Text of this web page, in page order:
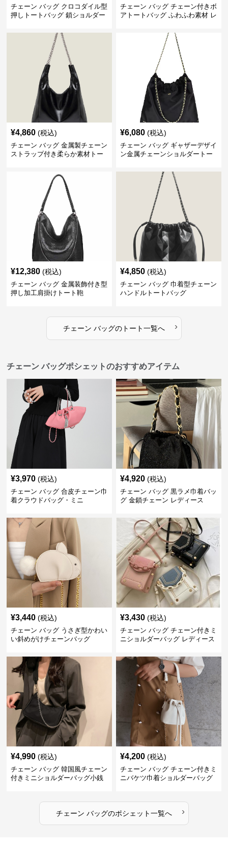
チェーン バッグ クロコダイル型
押しトートバッグ 鎖ショルダー
チェーン バッグ チェーン付きボ
アトートバッグ ふわふわ素材 レ
¥4,860 (税込)
チェーン バッグ 金属製チェーン
ストラップ付き柔らか素材トー
¥6,080 (税込)
チェーン バッグ ギャザーデザイ
ン金属チェーンショルダートー
¥12,380 (税込)
チェーン バッグ 金属装飾付き型
押し加工肩掛けトート鞄
¥4,850 (税込)
チェーン バッグ 巾着型チェーン
ハンドルトートバッグ
チェーン バッグのトート一覧へ ›
チェーン バッグポシェットのおすすめアイテム
¥3,970 (税込)
チェーン バッグ 合皮チェーン巾
着クラウドバッグ・ミニ
¥4,920 (税込)
チェーン バッグ 黒ラメ巾着バッ
グ 金鎖チェーン レディース
¥3,440 (税込)
チェーン バッグ うさぎ型かわい
い斜めがけチェーンバッグ
¥3,430 (税込)
チェーン バッグ チェーン付きミ
ニショルダーバッグ レディース
¥4,990 (税込)
チェーン バッグ 韓国風チェーン
付きミニショルダーバッグ小銭
¥4,200 (税込)
チェーン バッグ チェーン付きミ
ニバケツ巾着ショルダーバッグ
チェーン バッグのポシェット一覧へ ›